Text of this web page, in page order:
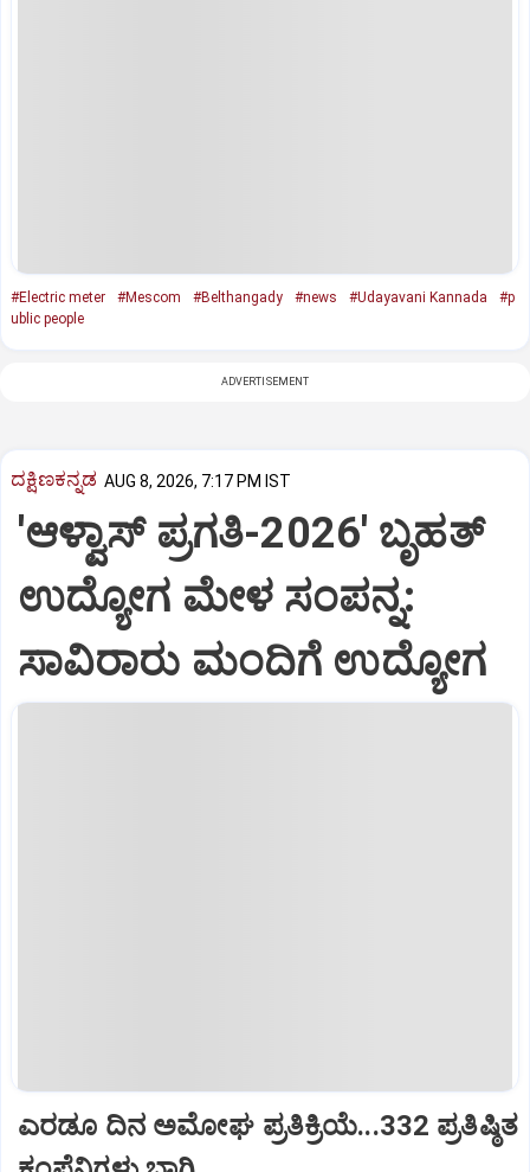
#Electric meter #Mescom #Belthangady #news #Udayavani Kannada
#p
ublic people
ADVERTISEMENT
ದಕ್ಷಿಣಕನ್ನಡ AUG 8, 2026, 7:17 PM IST
'ಆಳ್ವಾಸ್‌ ಪ್ರಗತಿ-2026' ಬೃಹತ್
ಉದ್ಯೋಗ ಮೇಳ ಸಂಪನ್ನ:
ಸಾವಿರಾರು ಮಂದಿಗೆ ಉದ್ಯೋಗ
ಎರಡೂ ದಿನ ಅಮೋಘ ಪ್ರತಿಕ್ರಿಯೆ...332 ಪ್ರತಿಷ್ಠಿತ